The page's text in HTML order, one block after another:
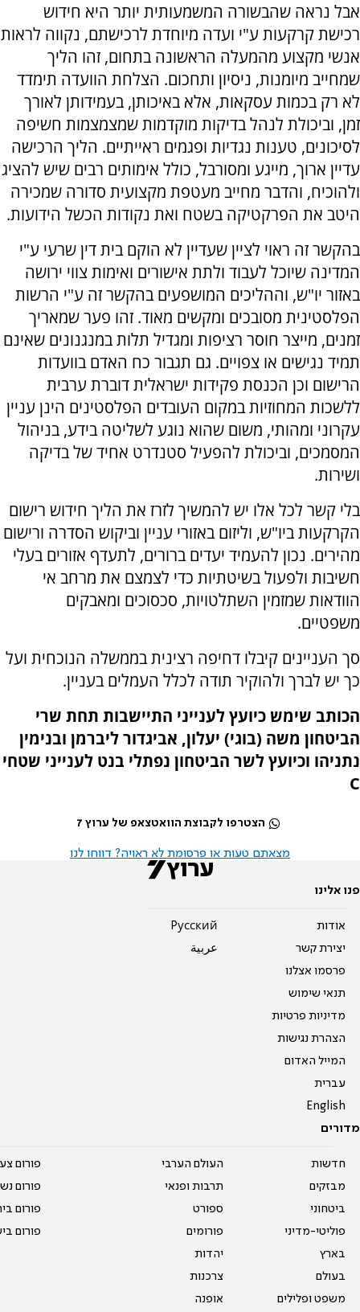
אבל נראה שהבשורה המשמעותית יותר היא חידוש
רכישת קרקעות ע"י ועדה מיוחדת לרכישתם, נקווה לראות
אנשי מקצוע מהמעלה הראשונה בתחום, זהו הליך
שמחייב מיומנות, ניסיון ותחכום. הצלחת הוועדה תימדד
לא רק בכמות עסקאות, אלא באיכותן, בעמידותן לאורך
זמן, וביכולת לנהל בדיקות מוקדמות שמצמצמות חשיפה
לסיכונים, טענות נגדיות ופגמים ראייתיים. הליך הרכישה
עדיין ארוך, מייגע ומסורבל, כולל אימותים רבים שיש להציג
ולהוכיח, והדבר מחייב מעטפת מקצועית סדורה שמכירה
היטב את הפרקטיקה בשטח ואת נקודות הכשל הידועות.
בהקשר זה ראוי לציין שעדיין לא הוקם בית דין שרעי ע"י
המדינה שיוכל לעבוד ולתת אישורים ואימות צווי ירושה
באזור יו"ש, וההליכים המושפעים בהקשר זה ע"י הרשות
הפלסטינית מסובכים ומקשים מאוד. זהו פער שמאריך
זמנים, מייצר חוסר רציפות ומגדיל תלות במנגנונים שאינם
תמיד נגישים או צפויים. גם תגבור כח האדם בוועדות
הרישום וכן הכנסת פקידות ישראלית דוברת ערבית
ללשכות המחוזיות במקום העובדים הפלסטינים הינן עניין
עקרוני ומהותי, משום שהוא נוגע לשליטה בידע, בניהול
המסמכים, וביכולת להפעיל סטנדרט אחיד של בדיקה
ושירות.
בלי קשר לכל אלו יש להמשיך לזרז את הליך חידוש רישום
הקרקעות ביו"ש, וליזום באזורי עניין וביקוש הסדרה ורישום
מהירים. נכון להעמיד יעדים ברורים, לתעדף אזורים בעלי
חשיבות ולפעול בשיטתיות כדי לצמצם את מרחב אי
הוודאות שמזמין השתלטויות, סכסוכים ומאבקים
משפטיים.
סך העניינים קיבלו דחיפה רצינית בממשלה הנוכחית ועל
כך יש לברך ולהוקיר תודה לכלל העמלים בעניין.
הכותב שימש כיועץ לענייני התיישבות תחת שרי
הביטחון משה (בוגי) יעלון, אביגדור ליברמן ובנימין
נתניהו וכיועץ לשר הביטחון נפתלי בנט לענייני שטחי
C
הצטרפו לקבוצת הוואטצאפ של ערוץ 7
מצאתם טעות או פרסומת לא ראויה? דווחו לנו
פנו אלינו
אודות
יצירת קשר
פרסמו אצלנו
תנאי שימוש
מדיניות פרטיות
הצהרת נגישות
המייל האדום
עברית
English
Pусский
عربية
מדורים
חדשות
מבזקים
ביטחוני
פוליטי-מדיני
בארץ
בעולם
משפט ופלילים
העולם הערבי
תרבות ופנאי
ספורט
פורומים
יהדות
צרכנות
אופנה
פורום
פורום
פורום
פורום